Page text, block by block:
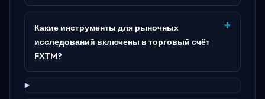
Какие инструменты для рыночных
исследований включены в торговый счёт
FXTM?